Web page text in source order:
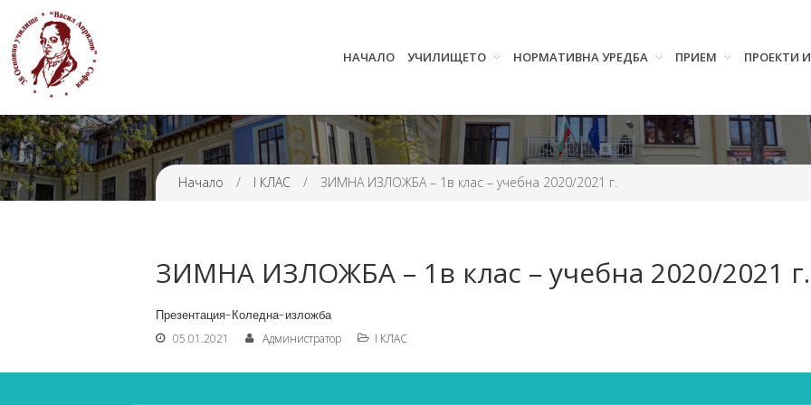
НАЧАЛО УЧИЛИЩЕТО НОРМАТИВНА УРЕДБА ПРИЕМ ПРОЕКТИ
Начало / I КЛАС / ЗИМНА ИЗЛОЖБА – 1в клас – учебна 2020/2021 г.
ЗИМНА ИЗЛОЖБА – 1в клас – учебна 2020/2021 г.
Презентация-Коледна-изложба
05.01.2021
Администратор I КЛАС